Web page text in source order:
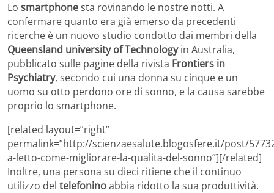
Lo smartphonesta rovinando le nostre notti. A
confermare quanto era già emerso da precedenti
ricerche è un nuovo studio condotto dai membri della
Queensland university of Technologyin Australia,
pubblicato sulle pagine della rivista Frontiers in
Psychiatry, secondo cui una donna su cinque e un
uomo su otto perdono ore di sonno, e la causa sarebbe
proprio lo smartphone.
[related layout=”right”
permalink=”http://scienzaesalute.blogosfere.it/post/
a-letto-come-migliorare-la-qualita-del-sonno”][/related]
Inoltre, una persona su dieci ritiene che il continuo
utilizzo del telefoninoabbia ridotto la sua produttività.